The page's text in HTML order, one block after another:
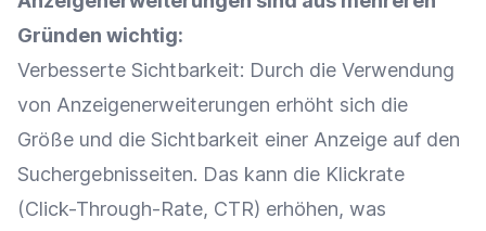
Gründen wichtig:
Verbesserte Sichtbarkeit: Durch die Verwendung
von Anzeigenerweiterungen erhöht sich die
Größe und die Sichtbarkeit einer Anzeige auf den
Suchergebnisseiten. Das kann die Klickrate
(Click-Through-Rate, CTR) erhöhen, was